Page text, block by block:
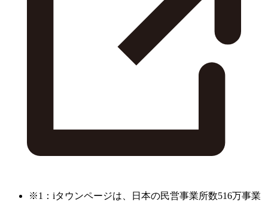
※1：iタウンページは、日本の民営事業所数516万事業